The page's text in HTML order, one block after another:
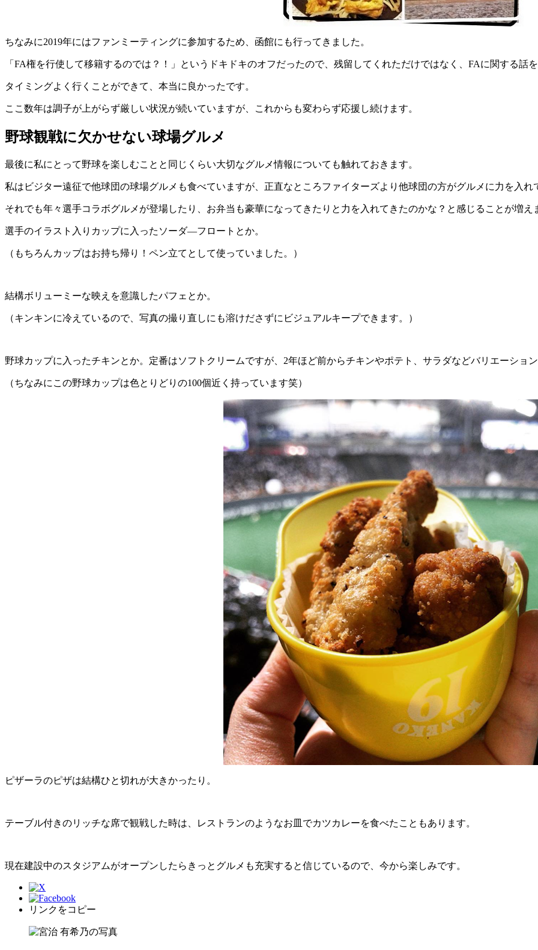
ちなみに2019年にはファンミーティングに参加するため、函館にも行ってきました。
「FA権を行使して移籍するのでは？！」というドキドキのオフだったので、残留してくれただけではなく、FAに関する話
タイミングよく行くことができて、本当に良かったです。
ここ数年は調子が上がらず厳しい状況が続いていますが、これからも変わらず応援し続けます。
野球観戦に欠かせない球場グルメ
最後に私にとって野球を楽しむことと同じくらい大切なグルメ情報についても触れておきます。
私はビジター遠征で他球団の球場グルメも食べていますが、正直なところファイターズより他球団の方がグルメに力を入れ
それでも年々選手コラボグルメが登場したり、お弁当も豪華になってきたりと力を入れてきたのかな？と感じることが増え
選手のイラスト入りカップに入ったソーダ―フロートとか。
（もちろんカップはお持ち帰り！ペン立てとして使っていました。）
結構ボリューミーな映えを意識したパフェとか。
（キンキンに冷えているので、写真の撮り直しにも溶けださずにビジュアルキープできます。）
野球カップに入ったチキンとか。定番はソフトクリームですが、2年ほど前からチキンやポテト、サラダなどバリエーション
（ちなみにこの野球カップは色とりどりの100個近く持っています笑）
ピザーラのピザは結構ひと切れが大きかったり。
テーブル付きのリッチな席で観戦した時は、レストランのようなお皿でカツカレーを食べたこともあります。
現在建設中のスタジアムがオープンしたらきっとグルメも充実すると信じているので、今から楽しみです。
リンクをコピー